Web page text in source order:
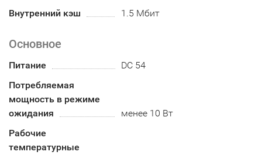
Внутренний кэш
1.5 Мбит
Основное
Питание
DC 54
Потребляемая
мощность в режиме
ожидания
менее 10 Вт
Рабочие
температурные